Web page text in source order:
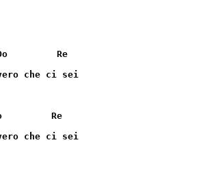
Re
che ci sei
Re
che ci sei